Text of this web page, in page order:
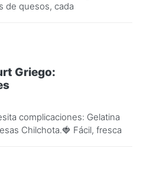
de quesos, cada
Griego:
complicaciones: Gelatina
Chilchota.🍓 Fácil, fresca